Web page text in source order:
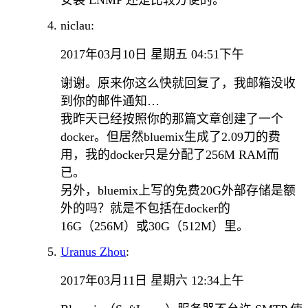
niclau:
2017年03月10日 星期五 04:51下午
谢谢。原来你这么快就回复了，我邮箱没收
到你的邮件通知…
我昨天已经按照你的那篇文章创建了一个
docker。但居然bluemix生成了2.09刀的费
用，我的docker只是分配了256M RAM而
已。
另外，bluemix上写的免费20G外部存储是额
外的吗？就是不包括在docker的
16G（256M）或30G（512M）里。
Uranus Zhou:
2017年03月11日 星期六 12:34上午